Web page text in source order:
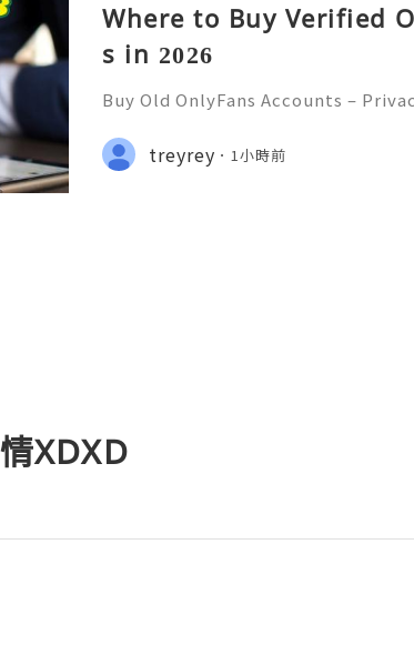
Where to Buy Verified
s in 2026
Buy Old OnlyFans Accounts –
💲💫🌐✨💎Fast & Reliable 24/7
✨💎WhatsApp :+1 (506) 541-7768
treyrey 1小時前
XDXD